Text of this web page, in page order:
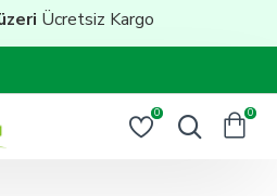
Ücretsiz Kargo
0 0